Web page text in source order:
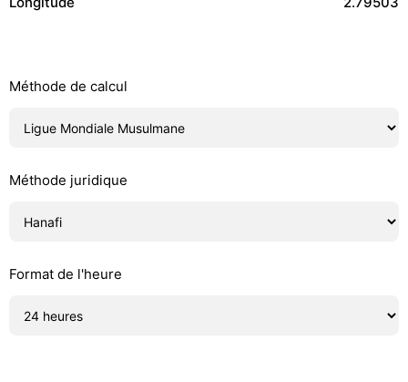
Méthode de calcul
Méthode juridique
Format de l'heure